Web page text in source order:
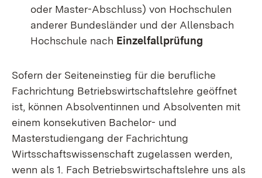
oder Master-Abschluss) von Hochschulen
anderer Bundesländer und der Allensbach
Hochschule nach Einzelfallprüfung
Sofern der Seiteneinstieg für die berufliche
Fachrichtung Betriebswirtschaftslehre geöffnet
ist, können Absolventinnen und Absolventen mit
einem konsekutiven Bachelor- und
Masterstudiengang der Fachrichtung
Wirtsschaftswissenschaft zugelassen werden,
wenn als 1. Fach Betriebswirtschaftslehre uns als